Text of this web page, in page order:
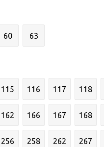
60 63
115 116 117 118
162 166 167 168
256 258 262 267